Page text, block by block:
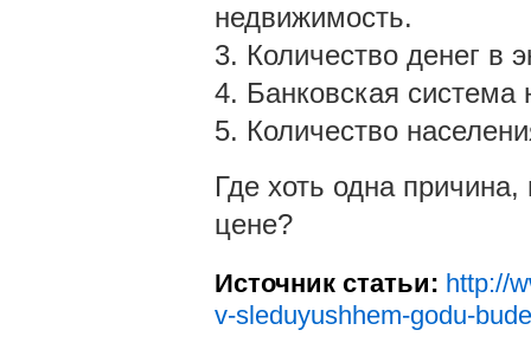
недвижимость.
3. Количество денег в
4. Банковская система
5. Количество
Где хоть одна
цене?
Источник статьи: http://
v-sleduyushhem-godu-